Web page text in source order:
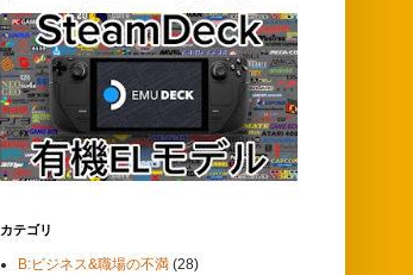
カテゴリ
B:ビジネス&職場の不満 (28)